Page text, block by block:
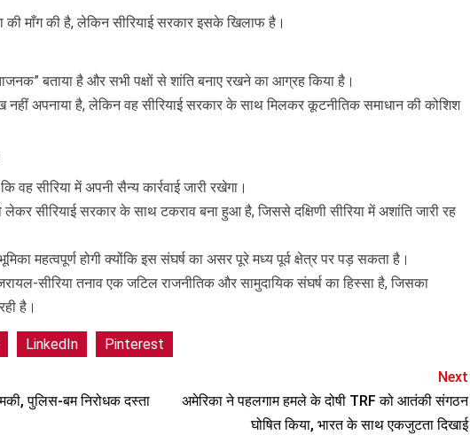
की माँग की है, लेकिन सीरियाई सरकार इसके खिलाफ है।
बताया है और सभी पक्षों से शांति बनाए रखने का आग्रह किया है।
अपनाया है, लेकिन वह सीरियाई सरकार के साथ मिलकर कूटनीतिक समाधान की कोशिश
वह सीरिया में अपनी सैन्य कार्रवाई जारी रखेगा।
सीरियाई सरकार के साथ टकराव बना हुआ है, जिससे दक्षिणी सीरिया में अशांति जारी रह
महत्वपूर्ण होगी क्योंकि इस संघर्ष का असर पूरे मध्य पूर्व क्षेत्र पर पड़ सकता है।
सीरिया तनाव एक जटिल राजनीतिक और सामुदायिक संघर्ष का हिस्सा है, जिसका
है।
LinkedIn
Pinterest
पुलिस-बम निरोधक दस्ता
Next
अमेरिका ने पहलगाम हमले के दोषी TRF को आतंकी संगठन
घोषित किया, भारत के साथ एकजुटता दिखाई